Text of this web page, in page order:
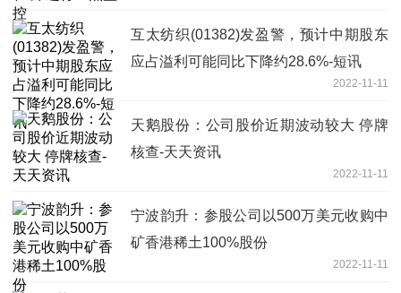
互太纺织(01382)发盈警，预计中期股东
应占溢利可能同比下降约28.6%-短讯
2022-11-11
天鹅股份：公司股价近期波动较大 停牌
核查-天天资讯
2022-11-11
宁波韵升：参股公司以500万美元收购中
矿香港稀土100%股份
2022-11-11